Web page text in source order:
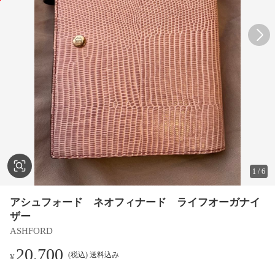
1 /6
アシュフォード ネオフィナード ライフオーガナイ
ザー
ASHFORD
¥20,700 (税込) 送料込み